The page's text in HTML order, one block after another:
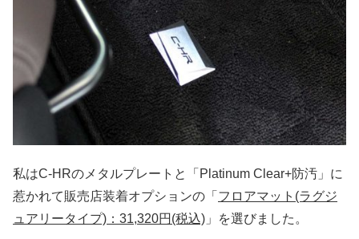
私はC-HRのメタルプレートと「Platinum Clear+防汚」に
惹かれて販売店装着オプションの「 フロアマット(ラグジ
ュアリータイプ)：31,320円(税込) 」を選びました。